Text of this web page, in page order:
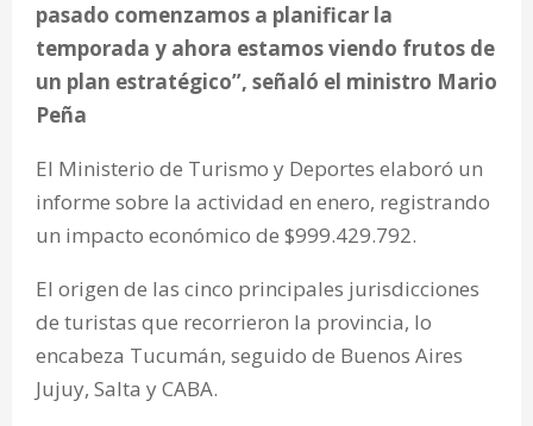
pasado comenzamos a planificar la
temporada y ahora estamos viendo frutos de
un plan estratégico”, señaló el ministro Mario
Peña
El Ministerio de Turismo y Deportes elaboró un
informe sobre la actividad en enero, registrando
un impacto económico de $999.429.792.
El origen de las cinco principales jurisdicciones
de turistas que recorrieron la provincia, lo
encabeza Tucumán, seguido de Buenos Aires
Jujuy, Salta y CABA.